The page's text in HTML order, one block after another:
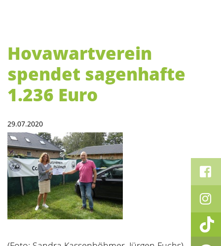
Hovawartverein
spendet sagenhafte
1.236 Euro
29.07.2020